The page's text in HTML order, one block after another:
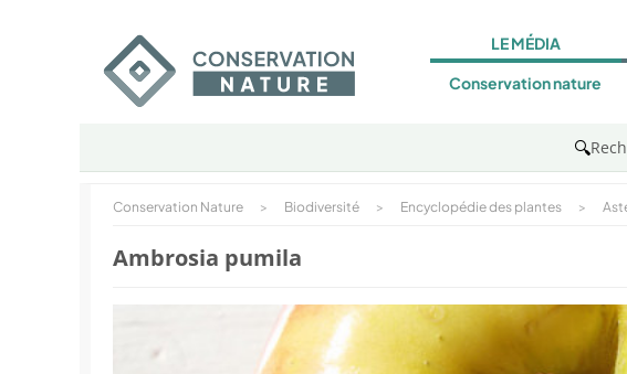
LE MÉDIA
Conservation nature
🔍
Conservation Nature > Biodiversité > Encyclopédie des plantes >
Ambrosia pumila